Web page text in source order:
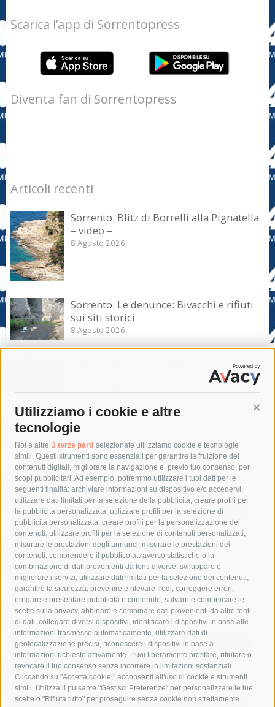
Utilizziamo i cookie e altre
tecnologie
Noi e altre 3 terze parti selezionate utilizziamo cookie e tecnologie
simili. Questi strumenti sono essenziali per garantire la fruizione dei
contenuti digitali, migliorare la navigazione e, previo tuo consenso, per
scopi pubblicitari. Ad esempio, potremmo utilizzare i tuoi dati per le
seguenti finalità: archiviare informazioni su dispositivo e/o accedervi,
utilizzare dati limitati per la selezione della pubblicità, creare profili per
la pubblicità personalizzata, utilizzare profili per la selezione di
pubblicità personalizzata, creare profili per la personalizzazione dei
contenuti, utilizzare profili per la selezione di contenuti personalizzati,
misurare le prestazioni degli annunci, misurare le prestazioni dei
contenuti, comprendere il pubblico attraverso statistiche o la
combinazione di dati provenienti da fonti diverse, sviluppare e
migliorare i servizi, utilizzare dati limitati per la selezione dei contenuti,
garantire la sicurezza, prevenire e rilevare frodi, correggere errori,
erogare e presentare pubblicità e contenuto, salvare e comunicare le
scelte sulla privacy, abbinare e combinare dati provenienti da altre fonti
di dati, collegare diversi dispositivi, identificare i dispositivi in base alle
informazioni trasmesse automaticamente, utilizzare dati di
geolocalizzazione precisi, riconoscere i dispositivi in base a
informazioni richieste attivamente. Puoi liberamente prestare, rifiutare o
revocare il tuo consenso senza incorrere in limitazioni sostanziali.
Cliccando su "Accetta cookie," acconsenti all'uso di cookie e strumenti
simili. Utilizza il pulsante "Gestisci Preferenze" per personalizzare le tue
scelte o "Rifiuta tutto" per proseguire senza cookie non strettamente
Scarica l’app di Sorrentopress
Diventa fan di Sorrentopress
Articoli recenti
Sorrento. Blitz di Borrelli alla Pignatella
– video –
8 Agosto 2026
Sorrento. Le denunce: Bivacchi e rifiuti
sui siti storici
8 Agosto 2026
Nostra”, odio social contro la giunta.
Tag
acqua allerta meteo
anas
area marina protetta di punta campanella
arresto
Asl Napoli 3 sud
capitaneria di porto capri
carabinieri
castellammare di stabia
circumvesuviana
comune di sorrento
concerto
contagi
costiera amalfitana
covid-19 eav
elezioni
fondazione sorrento
gori guardia costiera
incidente
lavori
lorenzo balducelli mare
massa lubrense
massimo coppola
Meta napoli
ordinanza
penisola sorrentina
piano di sorrento
polizia municipale
protezione civile
Regione Campania
sant'agnello
sindaco cuomo
sorrento studenti temporali
treni
turismo
Vico Equense villa fiorentino vincenzo de luca